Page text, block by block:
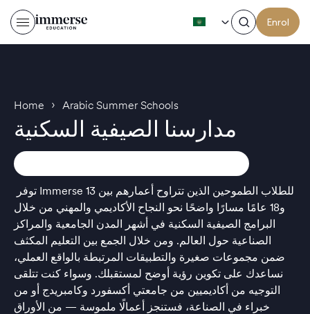
Enrol
Home › Arabic Summer Schools
مدارسنا الصيفية السكنية
توفر Immerse للطلاب الطموحين الذين تتراوح أعمارهم بين 13
و18 عامًا مسارًا واضحًا نحو النجاح الأكاديمي والمهني من خلال
البرامج الصيفية السكنية في أشهر المدن الجامعية والمراكز
الصناعية حول العالم. ومن خلال الجمع بين التعليم المكثف
ضمن مجموعات صغيرة والتطبيقات المرتبطة بالواقع العملي،
نساعدك على تكوين رؤية أوضح لمستقبلك. وسواء كنت تتلقى
التوجيه من أكاديميين من جامعتي أكسفورد وكامبريدج أو من
خبراء في الصناعة، فستنجز أعمالًا ملموسة — من الأوراق